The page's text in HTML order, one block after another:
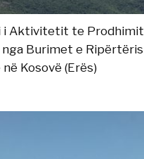
i Aktivitetit te
Burimet e
Kosovë (Erës)